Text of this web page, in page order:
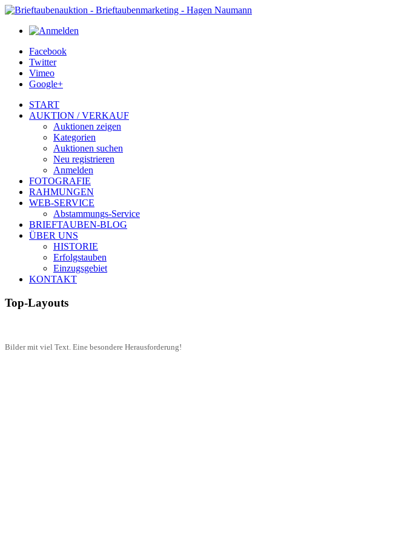
Facebook
Twitter
Vimeo
Google+
START
AUKTION / VERKAUF
Auktionen zeigen
Kategorien
Auktionen suchen
Neu registrieren
Anmelden
FOTOGRAFIE
RAHMUNGEN
WEB-SERVICE
Abstammungs-Service
BRIEFTAUBEN-BLOG
ÜBER UNS
HISTORIE
Erfolgstauben
Einzugsgebiet
KONTAKT
Top-Layouts
Bilder mit viel Text. Eine besondere Herausforderung!